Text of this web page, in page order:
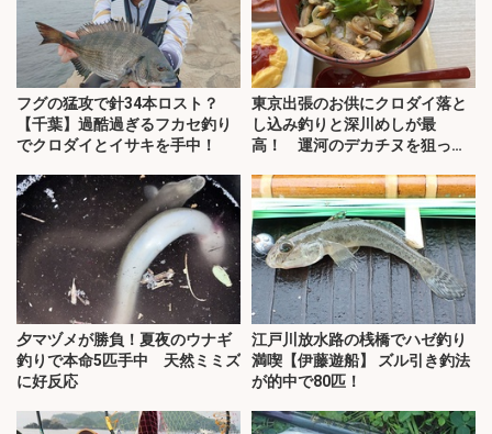
フグの猛攻で針34本ロスト？
【千葉】過酷過ぎるフカセ釣り
でクロダイとイサキを手中！
東京出張のお供にクロダイ落と
し込み釣りと深川めしが最
高！ 運河のデカチヌを狙って
夕マヅメが勝負！夏夜のウナギ
釣りで本命5匹手中 天然ミミズ
に好反応
江戸川放水路の桟橋でハゼ釣り
満喫【伊藤遊船】 ズル引き釣法
が的中で80匹！